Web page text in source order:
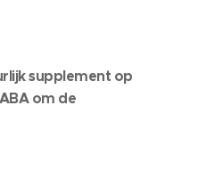
supplement op
om de